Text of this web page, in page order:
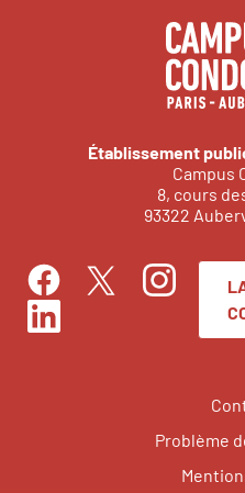
Établissement
Campus
8, cours
93322
FacebookTwitterInstagram
LinkedIn
Problème